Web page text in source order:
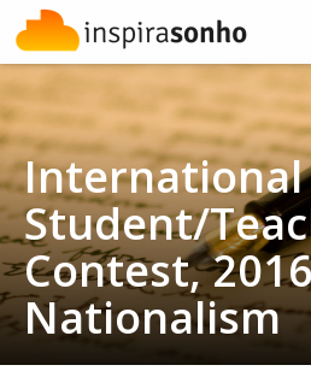
International
Student/
Contest,
Nationalism